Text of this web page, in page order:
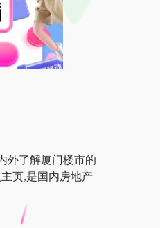
外了解厦门楼市的
页,是国内房地产